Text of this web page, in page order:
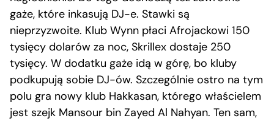
gaże, które inkasują DJ-e. Stawki są
nieprzyzwoite. Klub Wynn płaci Afrojackowi 150
tysięcy dolarów za noc, Skrillex dostaje 250
tysięcy. W dodatku gaże idą w górę, bo kluby
podkupują sobie DJ-ów. Szczególnie ostro na tym
polu gra nowy klub Hakkasan, którego właścielem
jest szejk Mansour bin Zayed Al Nahyan. Ten sam,